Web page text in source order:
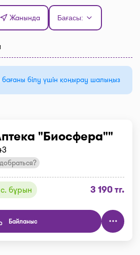
Жанында Бағасы:
бағаны білу үшін қоңырау шалыңыз
"Биосфера""
бұрын 3 190 тг.
Байланыс